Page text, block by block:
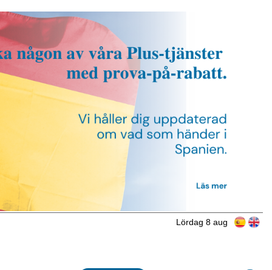
Lördag 8 aug